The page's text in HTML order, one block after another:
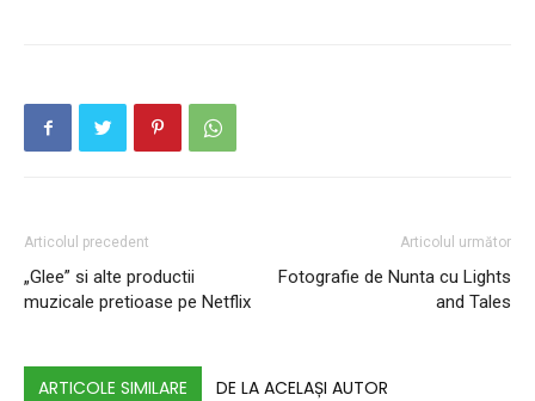
Articolul precedent
„Glee” si alte productii
muzicale pretioase pe Netflix
Articolul următor
Fotografie de Nunta cu Lights
and Tales
ARTICOLE SIMILARE DE LA ACELAȘI AUTOR